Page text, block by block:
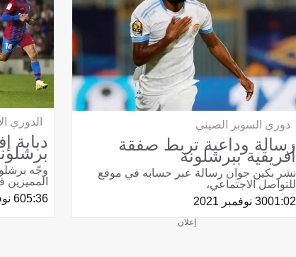
دوري السوبر الصيني
رسالة وداعية تربط صفقة
أفريقية ببرشلونة
نشر بكين جوان رسالة عبر حسابه في موقع
للتواصل الاجتماعي،
01:0230 نوفمبر 2021
الدوري
دبابة
وجّه
05:366 نوفمبر 2021
إعلان